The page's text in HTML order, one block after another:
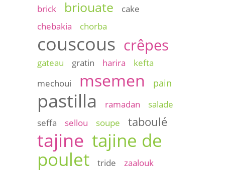
brick
briouate
cake
chebakia
chorba
couscous crêpes
gateau gratin harira
kefta
mechoui
msemen pain
pastilla ramadan
salade
seffa
sellou soupe taboulé
tajine tajine de
poulet
tride
zaalouk